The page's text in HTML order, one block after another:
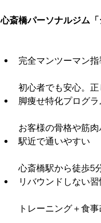
心斎橋パーソナルジム
完全マンツーマン
初心者でも安心。正
脚痩せ特化プログラ
お客様の骨格や筋
駅近で通いやすい
心斎橋駅から徒歩5
リバウンドしない
トレーニング＋食